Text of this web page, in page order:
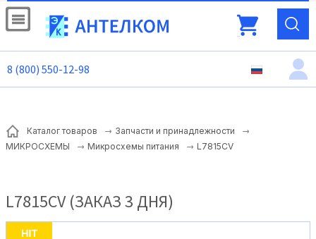
8 (800) 550-12-98
Каталог товаров
Запчасти и принадлежности
МИКРОСХЕМЫ
Микросхемы питания L7815CV
L7815CV (ЗАКАЗ 3 ДНЯ)